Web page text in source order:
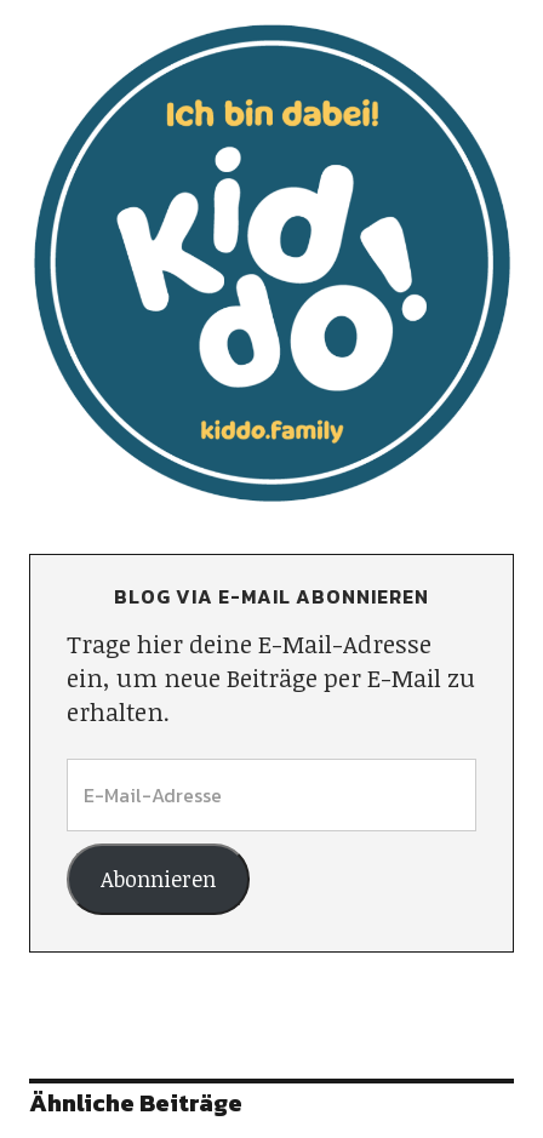
BLOG VIA E-MAIL ABONNIEREN
Trage hier deine E-Mail-Adresse
ein, um neue Beiträge per E-Mail zu
erhalten.
Abonnieren
Ähnliche Beiträge